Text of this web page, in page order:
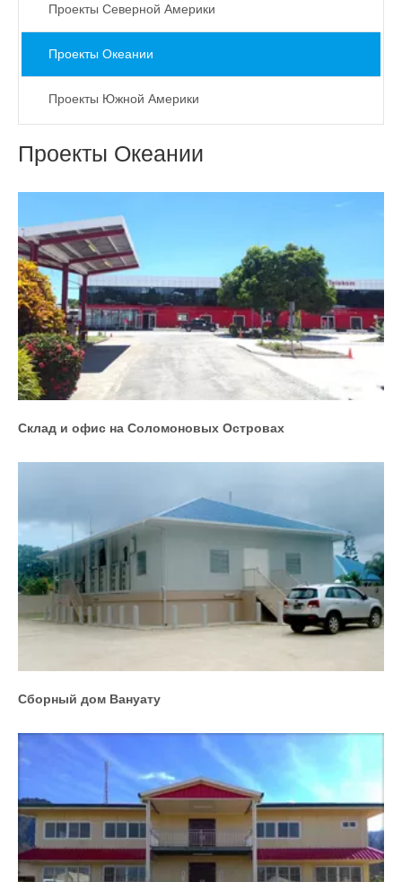
Проекты Северной Америки
Проекты Океании
Проекты Южной Америки
Проекты Океании
Склад и офис на Соломоновых Островах
Сборный дом Вануату